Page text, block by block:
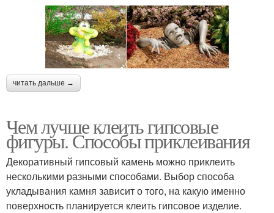
читать дальше →
Чем лучше клеить гипсовые
фигуры. Способы приклеивания
Декоративный гипсовый камень можно приклеить
несколькими разными способами. Выбор способа
укладывания камня зависит о того, на какую именно
поверхность планируется клеить гипсовое изделие.